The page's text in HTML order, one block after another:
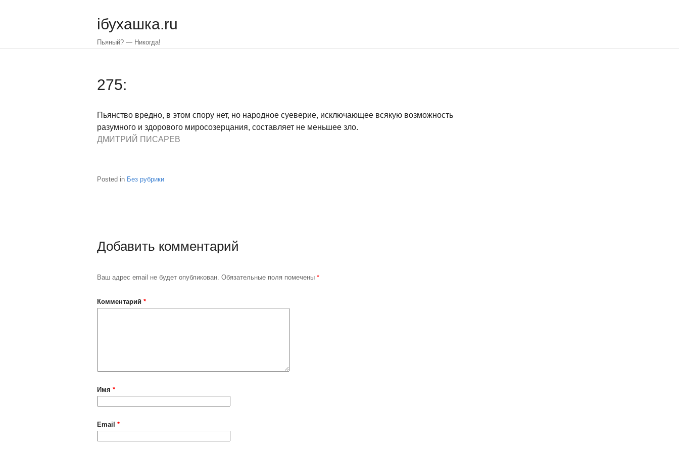
to
main
content
iбухашка.ru
Пьяный? — Никогда!
275:
Пьянство вредно, в этом спору нет, но народное суеверие, исключающее всякую возможность
разумного и здорового миросозерцания, составляет не меньшее зло.
ДМИТРИЙ ПИСАРЕВ
Posted in Без рубрики
Добавить комментарий
Ваш адрес email не будет опубликован. Обязательные поля помечены *
Комментарий *
Имя *
Email *